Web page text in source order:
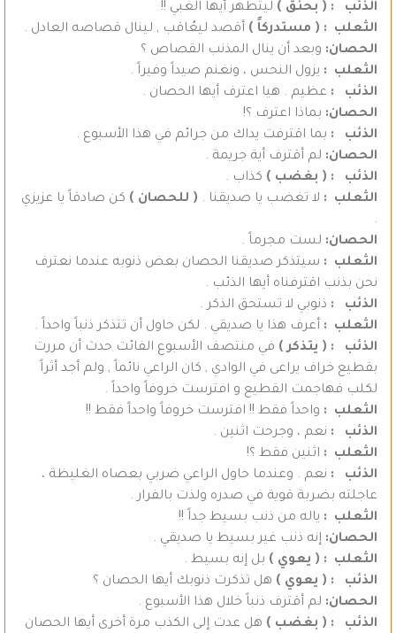
الذئب : ( بحنق ) ليتطهر أيها الغبي !!
الثعلب : ( مستدركاً ) أقصد ليعُاقب , لينال قصاصه العادل .
الحصان: وبعد أن ينال المذنب القصاص ؟
الثعلب : يزول النحس ، ونغنم صيداً وفيراً .
الذئب : عظيم . هيا اعترف أيها الحصان .
الحصان: بماذا اعترف ؟!
الذئب : بما اقترفت يداك من جرائم في هذا الأسبوع .
الحصان: لم أقترف أية جريمة .
الذئب
: ( بغضب ) كذاب .
الثعلب : لا تغضب يا صديقنا . ( للحصان ) كن صادقاً يا عزيزي
.
الحصان: لست مجرماً .
الثعلب : سيتذكر صديقنا الحصان بعض ذنوبه عندما نعترف
نحن بذنب اقترفناه أيها الذئب .
الذئب : ذنوبي لا تستحق الذكر .
الثعلب : أعرف هذا يا صديقي . لكن حاول أن تتذكر ذنباً واحداً .
الذئب : ( يتذكر ) في منتصف الأسبوع الفائت حدث أن مررت
بقطيع خراف يراعى في الوادي , كان الراعي نائماً , ولم أجد أثراً
لكلب فهاجمت القطيع و افترست خروفاً واحداً .
الثعلب : واحداً فقط !! افترست خروفاً واحداً فقط !!
الذئب : نعم ، وجرحت اثنين .
الثعلب : اثنين فقط ؟!
الذئب : نعم . وعندما حاول الراعي ضربي بعصاه الغليظة ،
عاجلته بضربة قوية في صدره ولذت بالفرار .
الثعلب : ياله من ذنب بسيط جداً !!
الحصان: إنه ذنب غير بسيط يا صديقي .
الثعلب : ( يعوي ) بل إنه بسيط .
الذئب : ( يعوي ) هل تذكرت ذنوبك أيها الحصان ؟
الحصان: لم أقترف ذنباً خلال هذا الأسبوع .
الذئب : ( بغضب ) هل عدت إلى الكذب مرة أخرى أيها الحصان